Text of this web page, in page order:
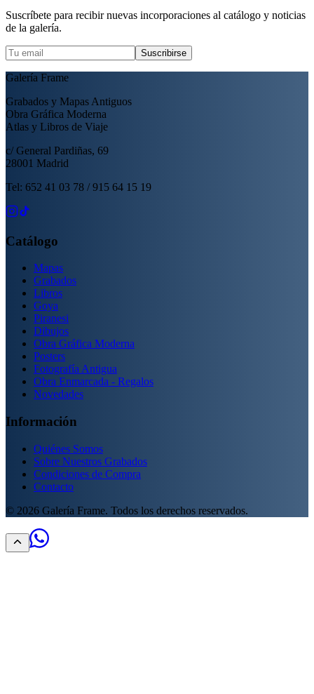
Suscríbete para recibir nuevas incorporaciones al catálogo y noticias
de la galería.
Suscribirse
Galería Frame
Grabados y Mapas Antiguos
Obra Gráfica Moderna
Atlas y Libros de Viaje
c/ General Pardiñas, 69
28001 Madrid
Tel: 652 41 03 78 / 915 64 15 19
Catálogo
Mapas
Grabados
Libros
Goya
Piranesi
Dibujos
Obra Gráfica Moderna
Posters
Fotografía Antigua
Obra Enmarcada - Regalos
Novedades
Información
Quiénes Somos
Sobre Nuestros Grabados
Condiciones de Compra
Contacto
© 2026 Galería Frame. Todos los derechos reservados.